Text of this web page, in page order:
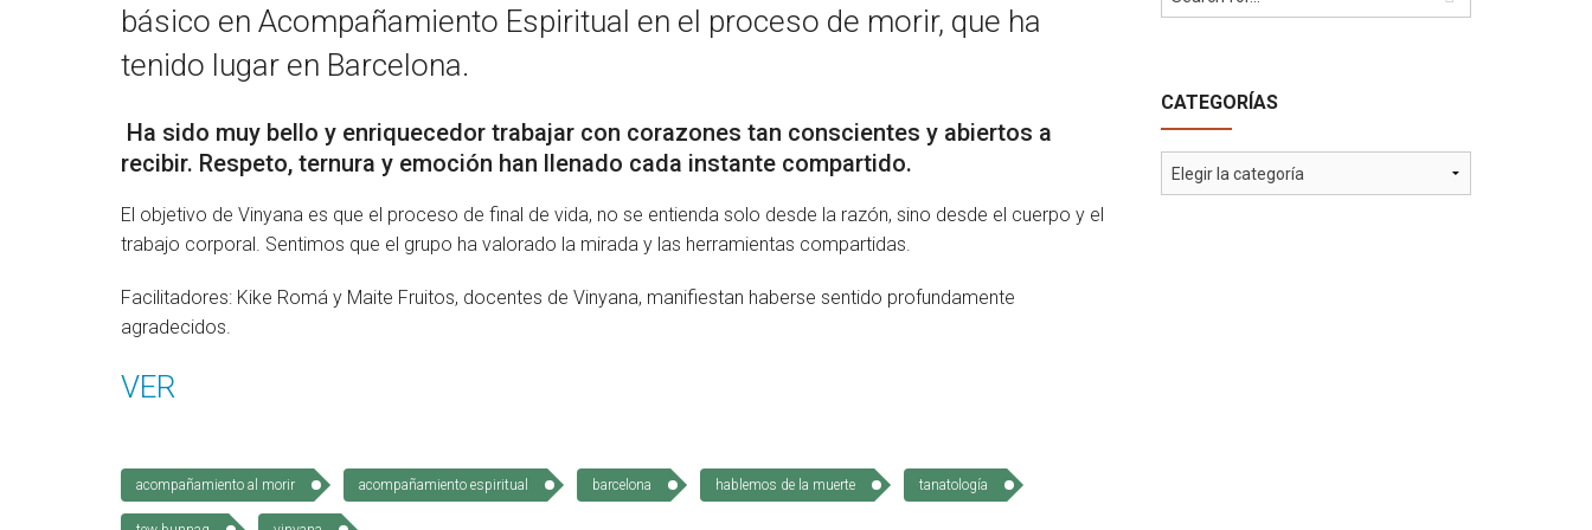
básico en Acompañamiento Espiritual en el proceso de morir, que ha
tenido lugar en Barcelona.
Ha sido muy bello y enriquecedor trabajar con corazones tan conscientes y abiertos a
recibir. Respeto, ternura y emoción han llenado cada instante compartido.
El objetivo de Vinyana es que el proceso de final de vida, no se entienda solo desde la razón, sino desde el cuerpo y el
trabajo corporal. Sentimos que el grupo ha valorado la mirada y las herramientas compartidas.
Facilitadores: Kike Romá y Maite Fruitos, docentes de Vinyana, manifiestan haberse sentido profundamente
agradecidos.
VER
acompañamiento al morir acompañamiento espiritual barcelona hablemos de la muerte tanatología
CATEGORÍAS
Categorías